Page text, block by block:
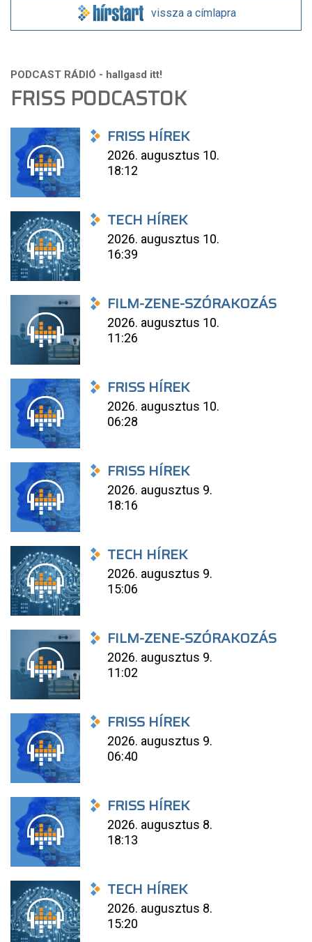
vissza a címlapra
FRISS PODCASTOK
FRISS HÍREK
2026. augusztus 10.
18:12
TECH HÍREK
2026. augusztus 10.
16:39
FILM-ZENE-SZÓRAKOZÁS
2026. augusztus 10.
11:26
FRISS HÍREK
2026. augusztus 10.
06:28
FRISS HÍREK
2026. augusztus 9.
18:16
TECH HÍREK
2026. augusztus 9.
15:06
FILM-ZENE-SZÓRAKOZÁS
2026. augusztus 9.
11:02
FRISS HÍREK
2026. augusztus 9.
06:40
FRISS HÍREK
2026. augusztus 8.
18:13
TECH HÍREK
2026. augusztus 8.
15:20